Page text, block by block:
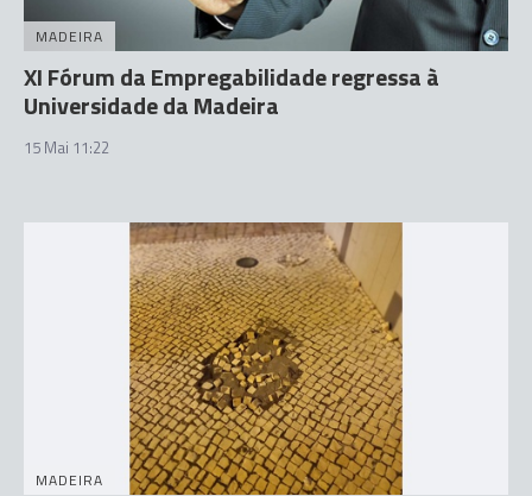
MADEIRA
XI Fórum da Empregabilidade regressa à
Universidade da Madeira
15 Mai 11:22
MADEIRA